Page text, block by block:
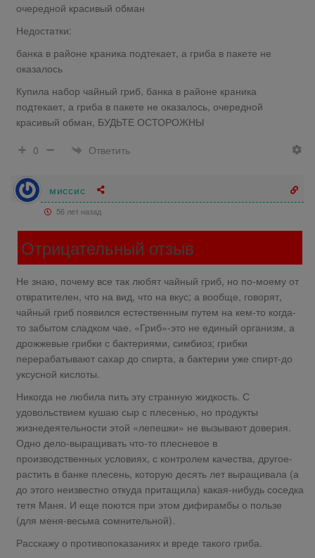
очередной красивый обман
Недостатки:
банка в районе краника подтекает, а гриба в пакете не
оказалось
Купила набор чайный гриб, банка в районе краника
подтекает, а гриба в пакете не оказалось, очередной
красивый обман, БУДЬТЕ ОСТОРОЖНЫ
0
Ответить
миссис
56 лет назад
Отрицательный отзыв
Не знаю, почему все так любят чайный гриб, но по-моему от
отвратителен, что на вид, что на вкус; а вообще, говорят,
чайный гриб появился естественным путем на кем-то когда-
то забытом сладком чае. «Гриб»-это не единый организм, а
дрожжевые грибки с бактериями, симбиоз; грибки
перерабатывают сахар до спирта, а бактерии уже спирт-до
уксусной кислоты.
Никогда не любила пить эту странную жидкость. С
удовольствием кушаю сыр с плесенью, но продукты
жизнедеятельности этой «лепешки» не вызывают доверия.
Одно дело-выращивать что-то плесневое в
производственных условиях, с контролем качества, другое-
растить в банке плесень, которую десять лет выращивала (а
до этого неизвестно откуда притащила) какая-нибудь соседка
тетя Маня. И еще поются при этом дифирамбы о пользе
(для меня-весьма сомнительной).
Расскажу о противопоказаниях и вреде такого гриба.